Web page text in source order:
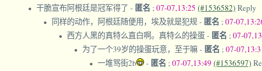
干脆宣布阿根廷是冠军得了 - 匿名 ; 07-07,13:25 (#1536582) Reply
同样的动作，阿根廷随便用，埃及就是犯规 - 匿名 ; 07-
西方人黑的真特么直白啊。真特么的操蛋 - 匿名 ; 07-
为了一个39岁的操蛋玩意，至于嘛 - 匿名 ; 07-
一堆骂街2b
- 匿名 ; 07-07,13:49 (#1536597)